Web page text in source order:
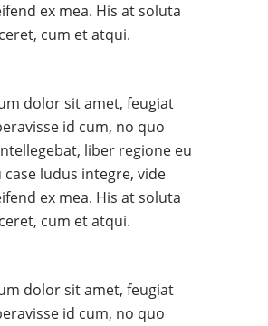
ex mea. His at soluta
cum et atqui.
dolor sit amet, feugiat
id cum, no quo
liber regione eu
case ludus integre, vide
ex mea. His at soluta
cum et atqui.
dolor sit amet, feugiat
id cum, no quo